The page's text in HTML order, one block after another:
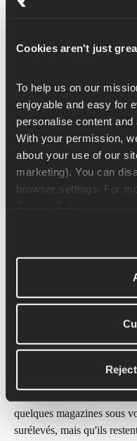
Cookies aren't just
To help us on our
enjoyable and easy for
personalise content and
With your permission,
about your use of our
marketing). You can
où vos pieds se poseront
en l'air et atterrir en
pieds se posent est
s'accroupir. Nous
plus écartés que la largeur
légèrement tournés vers
À partir de cette position,
vous vous habituerez à ce
probablement une plus
vous permettra de vous
Tout au long du squat,
le sol, en transférant
Si vous avez des
quelques magazines sous
surélevés, mais qu'ils